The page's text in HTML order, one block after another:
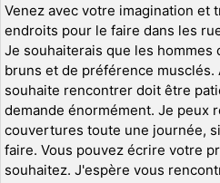
Venez avec votre imagination et
endroits pour le faire dans les
Je souhaiterais que les
bruns et de préférence
souhaite rencontrer doit être
demande énormément. Je peux
couvertures toute une journée,
faire. Vous pouvez écrire votre
souhaitez. J'espère vous